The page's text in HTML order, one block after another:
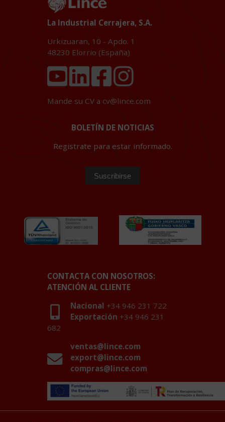
La Industrial Cerrajera, S.A.
Urkizuaran, 10 - Apdo. 1
48230 Elorrio (España)
Mande su CV a cv@lince.com
BOLETÍN DE NOTICIAS
Registrate para estar informado.
CONTACTA CON NOSOTROS:
ATENCIÓN AL CLIENTE
Nacional +34 946 231 722
Exportación +34 946 231
682
ventas@lince.com
export@lince.com
compras@lince.com